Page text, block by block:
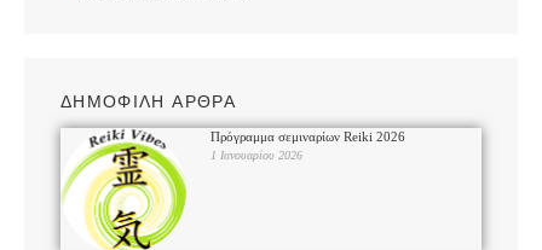
ΔΗΜΟΦΙΛΗ ΑΡΘΡΑ
Πρόγραμμα σεμιναρίων Reiki 2026
1 Ιανουαρίου 2026